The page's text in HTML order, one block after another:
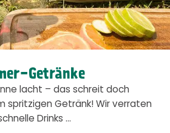
Getränke
lacht – das schreit doch
spritzigen Getränk! Wir verraten
Drinks …